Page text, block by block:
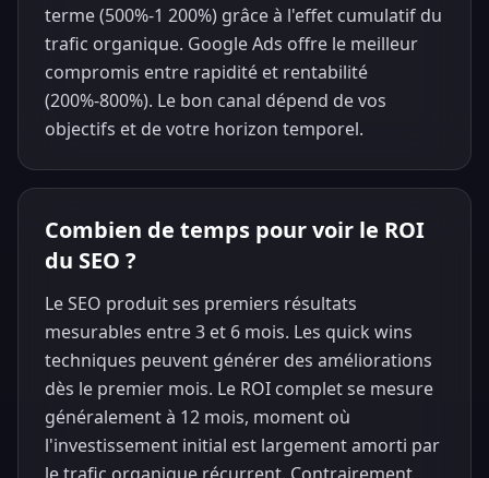
terme (500%-1 200%) grâce à l'effet cumulatif du
trafic organique. Google Ads offre le meilleur
compromis entre rapidité et rentabilité
(200%-800%). Le bon canal dépend de vos
objectifs et de votre horizon temporel.
Combien de temps pour voir le ROI
du SEO ?
Le SEO produit ses premiers résultats
mesurables entre 3 et 6 mois. Les quick wins
techniques peuvent générer des améliorations
dès le premier mois. Le ROI complet se mesure
généralement à 12 mois, moment où
l'investissement initial est largement amorti par